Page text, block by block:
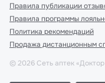
Правила публикации
Правила программы
Политика рекомендаций
Продажа дистанционным
© 2026 Сеть аптек